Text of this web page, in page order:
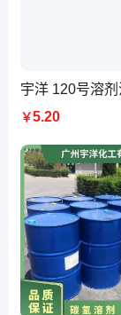
￥5.20